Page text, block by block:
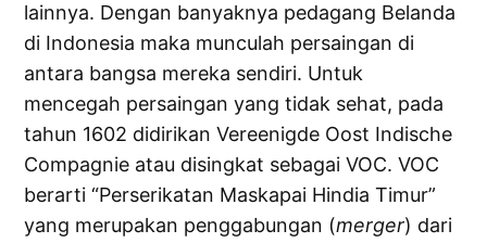
lainnya. Dengan banyaknya pedagang Belanda
di Indonesia maka munculah persaingan di
antara bangsa mereka sendiri. Untuk
mencegah persaingan yang tidak sehat, pada
tahun 1602 didirikan Vereenigde Oost Indische
Compagnie atau disingkat sebagai VOC. VOC
berarti “Perserikatan Maskapai Hindia Timur”
yang merupakan penggabungan (merger) dari